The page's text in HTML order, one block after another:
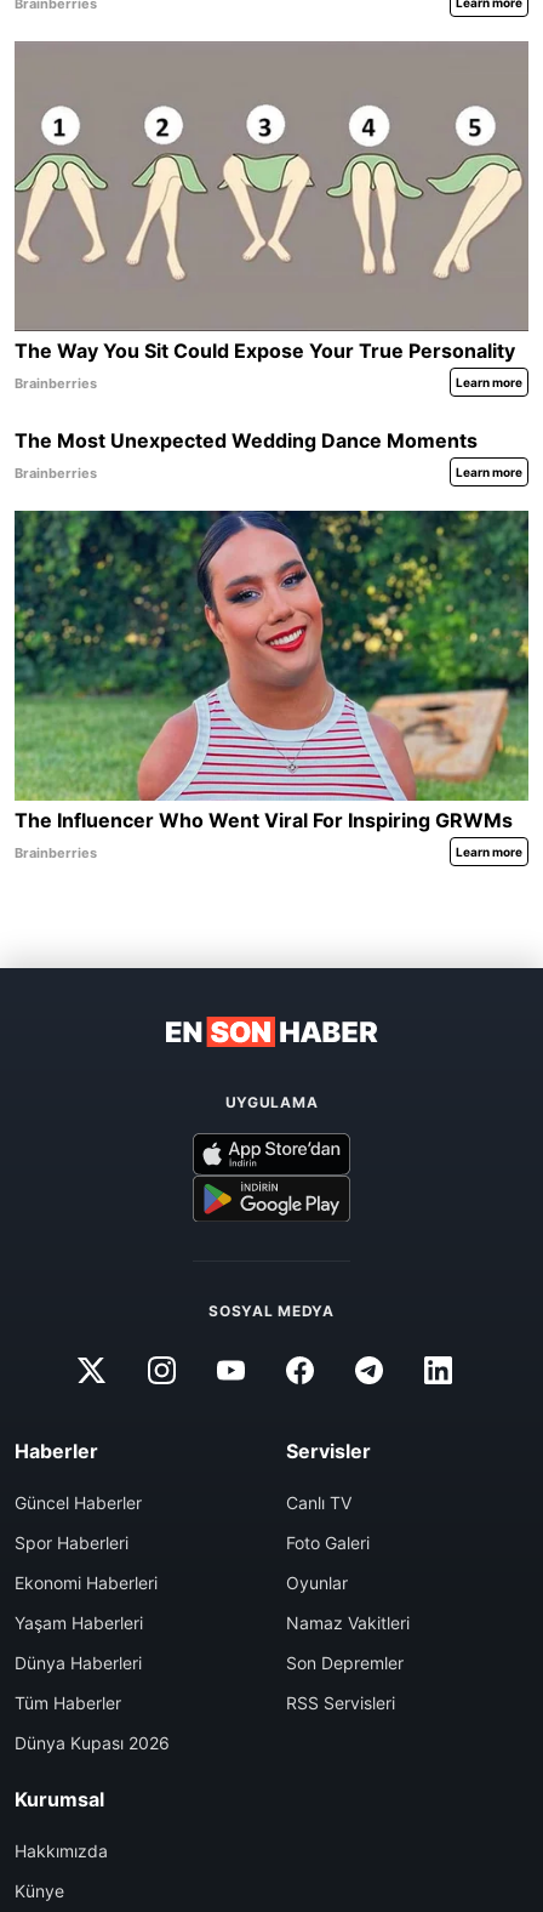
UYGULAMA
SOSYAL MEDYA
Haberler
Güncel Haberler
Spor Haberleri
Ekonomi Haberleri
Yaşam Haberleri
Dünya Haberleri
Tüm Haberler
Dünya Kupası 2026
Servisler
Canlı TV
Foto Galeri
Oyunlar
Namaz Vakitleri
Son Depremler
RSS Servisleri
Kurumsal
Hakkımızda
Künye